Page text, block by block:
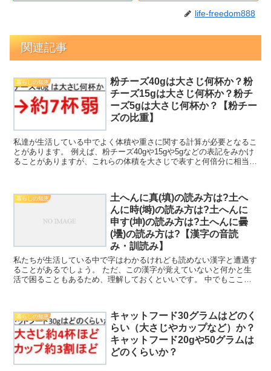
life-freedom888
関連記事
暮らしの知恵
粉チーズ40gは大さじ何杯か？粉
チーズ15gは大さじ何杯か？粉チ
ーズ5gは大さじ何杯か？【粉チー
ズの比重】
私達が生活している中でよく体積や重さに関する計算が必要となるこ
とがあります。 例えば、粉チーズ40gや15gや5gなどの表記をみかけ
ることがありますが、これらの体積を大さじで表すと何倍分に相当す
暮らしの知恵
土へんに真(填)の読み方は?土へ
んに時(塒)の読み方は?土へんに
申す(坤)の読み方は?土へんに曇
(壜)の読み方は?【漢字の音読
み・訓読み】
私たちが生活している中で字はわかるけれども読めない漢字と遭遇す
ることがあるでしょう。 ただ、この漢字が覚えていないと何かと生
活で困ることもあるため、理解しておくといいです。 中でもここで
暮らしの知恵
キャットフード30グラムはどのく
らい（大さじやカップなど）か？
キャットフード20gや50グラムは
どのくらいか？